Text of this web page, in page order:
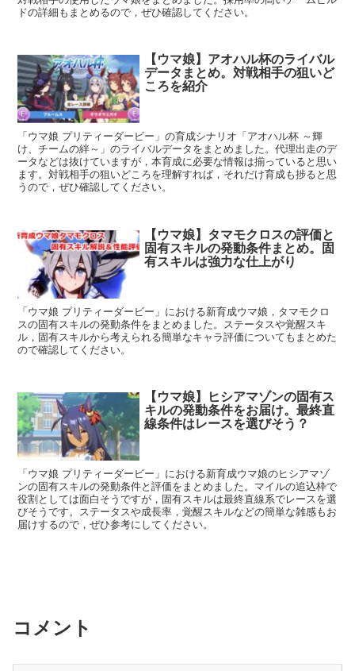
ドの詳細もまとめるので，ぜひ確認してください。
【ウマ娘】アオハル杯のライバル
データまとめ。対戦相手の狙いど
ころを紹介
「ウマ娘 プリティーダービー」の育成シナリオ「アオハル杯 ～輝
け、チームの絆～」のライバルデータをまとめました。代理出走のデ
ータなどは抜けていますが，本育成に必要な情報は揃っていると思い
ます。対戦相手の狙いどころを理解すれば，それだけ育成も捗ると思
うので，ぜひ確認してください。
【ウマ娘】タマモクロスの評価と
固有スキルの発動条件まとめ。固
有スキルは強力な仕上がり
「ウマ娘 プリティーダービー」における新育成ウマ娘，タマモクロ
スの固有スキルの発動条件をまとめました。ステータスや覚醒スキ
ル，固有スキルから考えられる簡単なキャラ評価についてもまとめた
ので確認してください。
【ウマ娘】ヒシアマゾンの固有ス
キルの発動条件をお届け。最終直
線条件はレースを選びそう？
「ウマ娘 プリティーダービー」における新育成ウマ娘のヒシアマゾ
ンの固有スキルの発動条件と評価をまとめました。マイルの追込枠で
役割としては面白そうですが，固有スキルは最終直線系でレースを選
びそうです。ステータスや成長率，覚醒スキルなどの簡単な雑感もお
届けするので，ぜひ参考にしてください。
コメント